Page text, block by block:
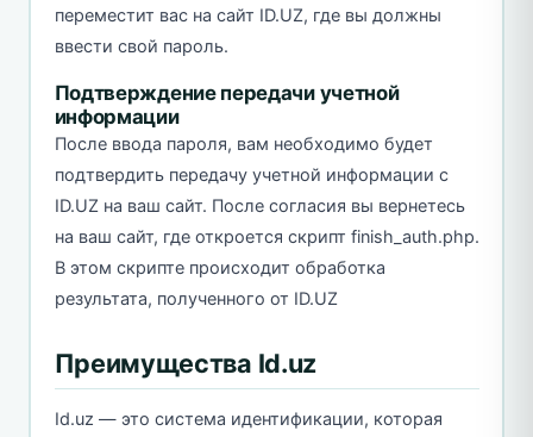
переместит вас на сайт ID.UZ, где вы должны
ввести свой пароль.
Подтверждение передачи учетной
информации
После ввода пароля, вам необходимо будет
подтвердить передачу учетной информации с
ID.UZ на ваш сайт. После согласия вы вернетесь
на ваш сайт, где откроется скрипт finish_auth.php.
В этом скрипте происходит обработка
результата, полученного от ID.UZ
Преимущества Id.uz
Id.uz — это система идентификации, которая